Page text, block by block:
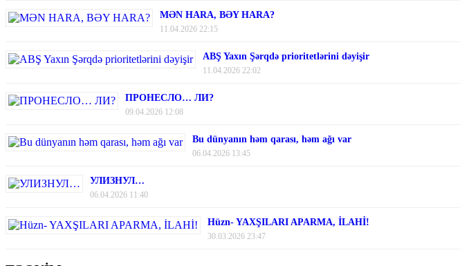
MƏN HARA, BƏY HARA?
11.04.2026 22:15
ABŞ Yaxın Şərqdə prioritetlərini dəyişir
11.04.2026 22:02
ПРОНЕСЛО… ЛИ?
09.04.2026 12:08
Bu dünyanın həm qarası, həm ağı var
06.04.2026 13:45
УЛИЗНУЛ…
06.04.2026 11:40
Hüzn- YAXŞILARI APARMA, İLAHİ!
30.03.2026 23:47